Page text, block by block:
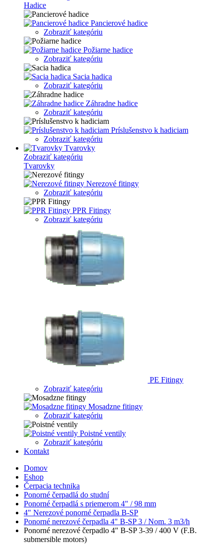
Hadice
Pancierové hadice
Zobraziť kategóriu
Požiarne hadice
Zobraziť kategóriu
Sacia hadica
Zobraziť kategóriu
Záhradne hadice
Zobraziť kategóriu
Príslušenstvo k hadiciam
Zobraziť kategóriu
Tvarovky
Zobraziť kategóriu
Tvarovky
Nerezové fitingy
Zobraziť kategóriu
PPR Fitingy
Zobraziť kategóriu
PE Fitingy
Zobraziť kategóriu
Mosadzne fitingy
Zobraziť kategóriu
Poistné ventily
Zobraziť kategóriu
Kontakt
Domov
Eshop
Čerpacia technika
Ponorné čerpadlá do studní
Ponorné čerpadlá s priemerom 4" / 98 mm
4" Nerezové ponorné čerpadla B-SP
Ponorné nerezové čerpadla 4" B-SP 3 / Nom. 3 m3/h
Ponorné nerezové čerpadlo 4" B-SP 3-39 / 400 V (F.B.
submersible motors)